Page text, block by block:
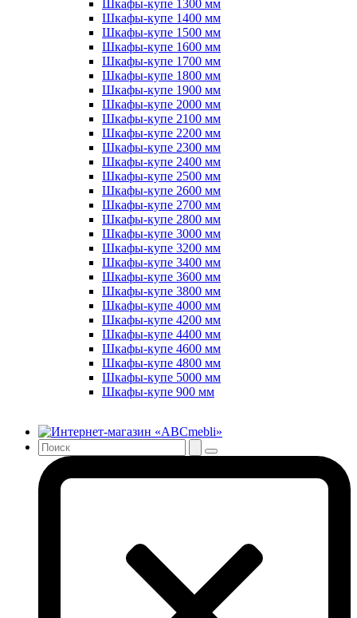
Шкафы-купе 1300 мм
Шкафы-купе 1400 мм
Шкафы-купе 1500 мм
Шкафы-купе 1600 мм
Шкафы-купе 1700 мм
Шкафы-купе 1800 мм
Шкафы-купе 1900 мм
Шкафы-купе 2000 мм
Шкафы-купе 2100 мм
Шкафы-купе 2200 мм
Шкафы-купе 2300 мм
Шкафы-купе 2400 мм
Шкафы-купе 2500 мм
Шкафы-купе 2600 мм
Шкафы-купе 2700 мм
Шкафы-купе 2800 мм
Шкафы-купе 3000 мм
Шкафы-купе 3200 мм
Шкафы-купе 3400 мм
Шкафы-купе 3600 мм
Шкафы-купе 3800 мм
Шкафы-купе 4000 мм
Шкафы-купе 4200 мм
Шкафы-купе 4400 мм
Шкафы-купе 4600 мм
Шкафы-купе 4800 мм
Шкафы-купе 5000 мм
Шкафы-купе 900 мм